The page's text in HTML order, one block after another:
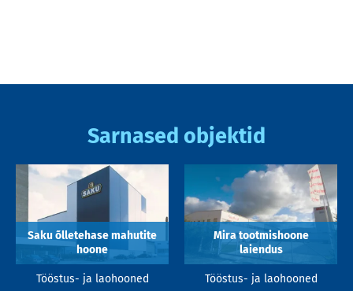
Sarnased objektid
Saku õlletehase mahutite
hoone
Tööstus- ja laohooned
Mira tootmishoone
laiendus
Tööstus- ja laohooned